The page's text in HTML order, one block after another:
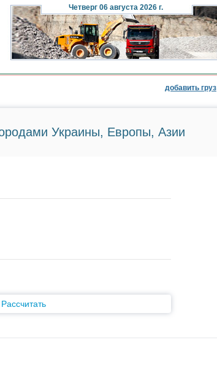
Четверг 06 августа 2026 г.
добавить груз
Украины, Европы, Азии
Рассчитать